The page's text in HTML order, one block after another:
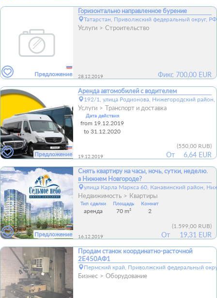
Предложение
Горизонтально направленное бурение
Татарстан, Приволжский федеральный округ, РФ
Услуги Строительство
28.12.2019 Фикс 700,00 EUR
Предложение
Аренда автомобилей с водителем
192/1, улица Родионова, Нижегородский
Услуги Транспорт и доставка
Дата действия
from 19.12.2019
to 31.12.2020
19.12.2019 От
(550,00 RUB)
6,64 EUR
Предложение
Снять квартиру на часы, ночь, сутки, неделю.
в Нижнем Новгороде?
улица Карла Маркса 60, Канавинский район,
Недвижимость Квартиры
Тип сделки
аренда
Площадь
70 m²
Комнат
2
16.12.2019 От
(1.599,00 RUB)
19,31 EUR
Продам станок координатно-расточной
2Е450АФ1
Пермский край, Приволжский федеральный
Бизнес Оборудование